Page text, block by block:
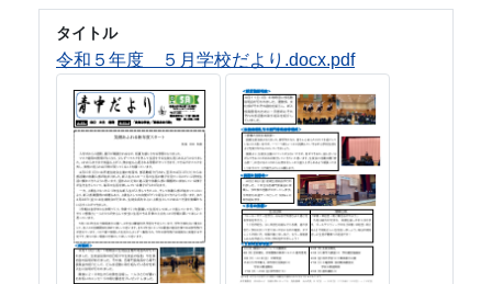
タイトル
令和５年度 ５月学校だより.docx.pdf